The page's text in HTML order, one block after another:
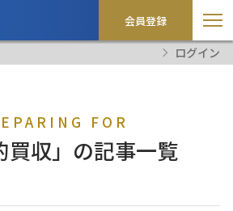
会員登録
ログイン
FOR
買収」の記事一覧